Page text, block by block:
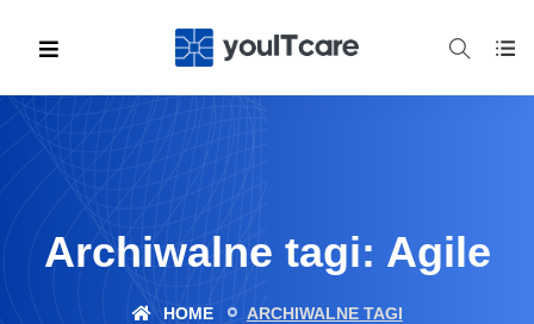
Archiwalne tagi: Agile
HOME ARCHIWALNE TAGI